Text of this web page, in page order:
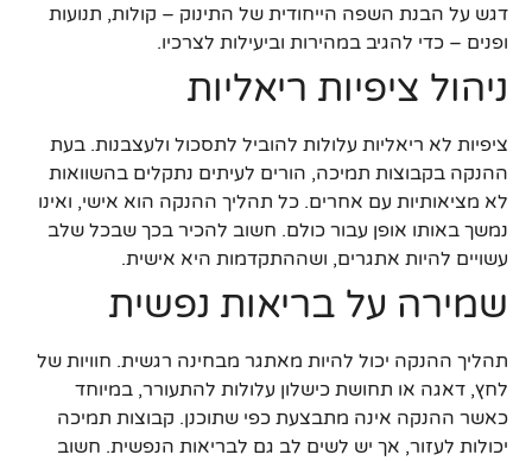
דגש על הבנת השפה הייחודית של התינוק – קולות, תנועות
ופנים – כדי להגיב במהירות וביעילות לצרכיו.
ניהול ציפיות ריאליות
ציפיות לא ריאליות עלולות להוביל לתסכול ולעצבנות. בעת
ההנקה בקבוצות תמיכה, הורים לעיתים נתקלים בהשוואות
לא מציאותיות עם אחרים. כל תהליך ההנקה הוא אישי, ואינו
נמשך באותו אופן עבור כולם. חשוב להכיר בכך שבכל שלב
עשויים להיות אתגרים, ושההתקדמות היא אישית.
שמירה על בריאות נפשית
תהליך ההנקה יכול להיות מאתגר מבחינה רגשית. חוויות של
לחץ, דאגה או תחושת כישלון עלולות להתעורר, במיוחד
כאשר ההנקה אינה מתבצעת כפי שתוכנן. קבוצות תמיכה
יכולות לעזור, אך יש לשים לב גם לבריאות הנפשית. חשוב